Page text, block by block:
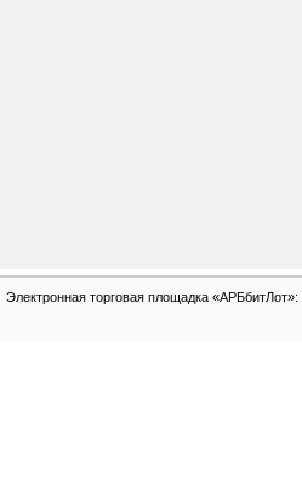
Электронная торговая площадка